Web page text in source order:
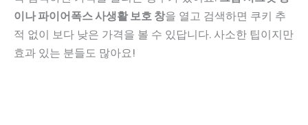
이나 파이어폭스 사생활 보호 창을 열고 검색하면 쿠키 추
적 없이 보다 낮은 가격을 볼 수 있답니다. 사소한 팁이지만
효과 있는 분들도 많아요!